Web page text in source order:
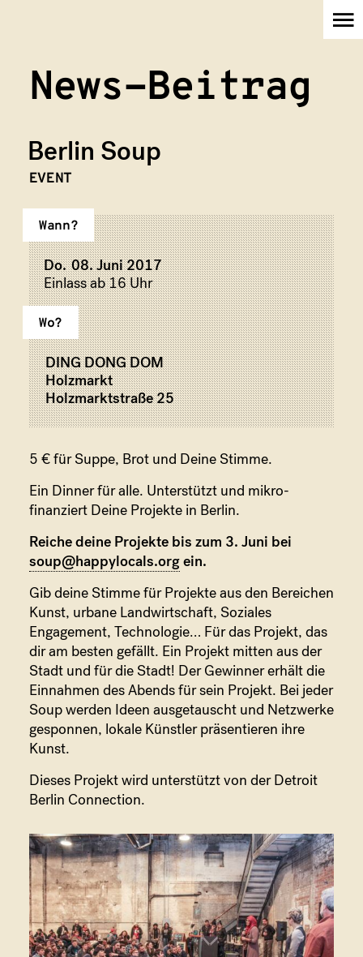
Initiativen
Partner
Kontakt
News-Beitrag
Berlin Soup
EVENT
Wann?
Do. 08. Juni 2017
Einlass ab 16 Uhr
Wo?
DING DONG DOM
Holzmarkt
Holzmarktstraße 25
5 € für Suppe, Brot und Deine Stimme.
Ein Dinner für alle. Unterstützt und mikro-
finanziert Deine Projekte in Berlin.
Reiche deine Projekte bis zum 3. Juni bei
soup@happylocals.orgein.
Gib deine Stimme für Projekte aus den Bereichen
Kunst, urbane Landwirtschaft, Soziales
Engagement, Technologie… Für das Projekt, das
dir am besten gefällt. Ein Projekt mitten aus der
Stadt und für die Stadt! Der Gewinner erhält die
Einnahmen des Abends für sein Projekt. Bei jeder
Soup werden Ideen ausgetauscht und Netzwerke
gesponnen, lokale Künstler präsentieren ihre
Kunst.
Dieses Projekt wird unterstützt von der Detroit
Berlin Connection.